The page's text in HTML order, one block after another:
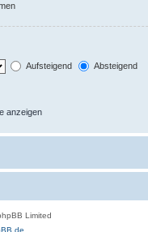
Aufsteigend Absteigend
anzeigen
Limited